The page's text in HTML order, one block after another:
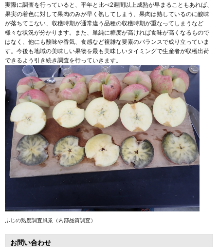
実際に調査を行っていると、平年と比べ2週間以上成熟が早まることもあれば、
果実の着色に対して果肉のみが早く熟してしまう、果肉は熟しているのに酸味
が落ちてこない、収穫時期が通常違う品種の収穫時期が重なってしまうなど
様々な状況が分かります。また、単純に糖度が高ければ食味が高くなるもので
はなく、他にも酸味や香気、食感など複雑な要素のバランスで成り立っていま
す。今後も地域の美味しい果物を最も美味しいタイミングで生産者が収穫出荷
できるよう引き続き調査を行っていきます。
ふじの熟度調査風景（内部品質調査）
お問い合わせ